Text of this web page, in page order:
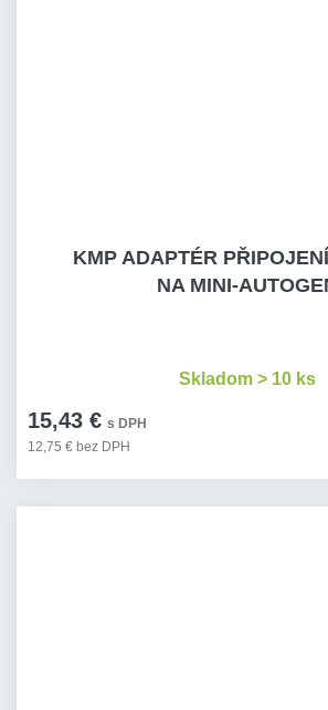
KMP ADAPTÉR
NA MINI-
15,43 € s DPH
12,75 € bez DPH
Skladom > 10 ks